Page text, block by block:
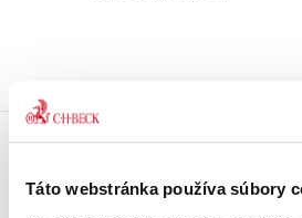
Táto webstránka používa súbory
Doprava zdarma
Získajte dopravu